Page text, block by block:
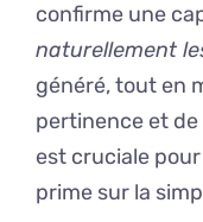
confirme une
naturellement
généré, tout en
pertinence et
est cruciale
prime sur la